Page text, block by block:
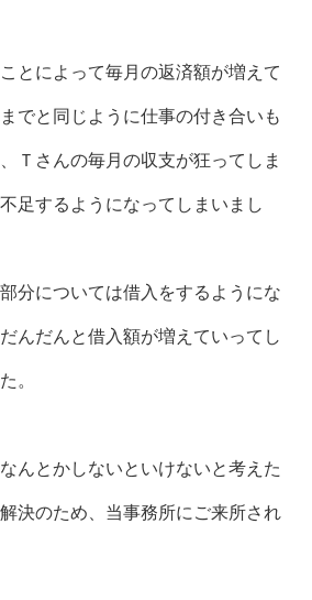
とによって毎月の返済額が増えて
でと同じように仕事の付き合いも
Ｔさんの毎月の収支が狂ってしま
足するようになってしまいまし
分については借入をするようにな
んだんと借入額が増えていってし
。
んとかしないといけないと考えた
決のため、当事務所にご来所され